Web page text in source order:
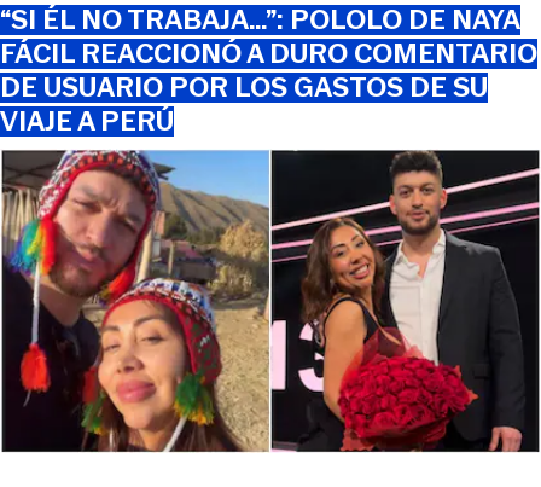
“SI ÉL NO TRABAJA…”: POLOLO DE NAYA
FÁCIL REACCIONÓ A DURO COMENTARIO
DE USUARIO POR LOS GASTOS DE SU
VIAJE A PERÚ